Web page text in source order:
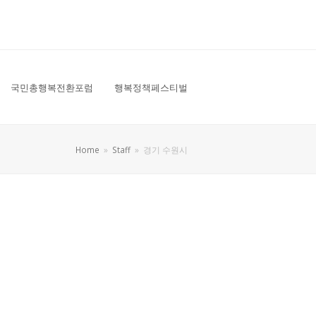
국민총행복전환포럼 행복정책페스티벌
Home » Staff » 경기 수원시